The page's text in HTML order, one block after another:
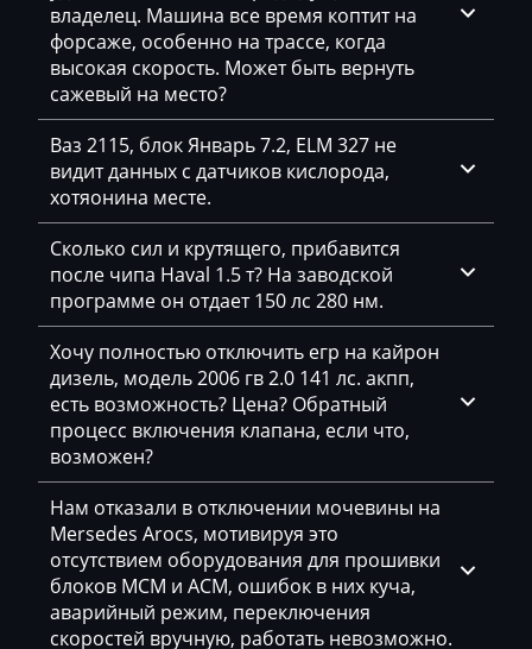
Ford
Foton
Freightliner
Furukawa
GAC
Geely
Gehl
Genie
Genset
GMC
Great Wall
Grove
Groz
Hafei
владелец. Машина все время коптит на
форсаже, особенно на трассе, когда
высокая скорость. Может быть вернуть
сажевый на место?
Ваз 2115, блок Январь 7.2, ELM 327 не
видит данных с датчиков кислорода,
хотяонина месте.
Сколько сил и крутящего, прибавится
после чипа Haval 1.5 т? На заводской
программе он отдает 150 лс 280 нм.
Хочу полностью отключить егр на кайрон
дизель, модель 2006 гв 2.0 141 лс. акпп,
есть возможность? Цена? Обратный
процесс включения клапана, если что,
возможен?
Нам отказали в отключении мочевины на
Mersedes Arocs, мотивируя это
отсутствием оборудования для прошивки
блоков MCM и ACM, ошибок в них куча,
аварийный режим, переключения
скоростей вручную, работать невозможно.